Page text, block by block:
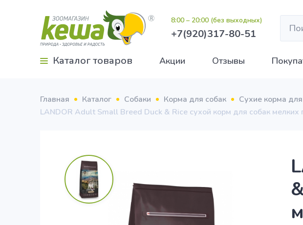
8:00 – 20:00 (без выходных)
+7(920)317-80-51
Каталог товаров Акции Отзывы
Главная Каталог Собаки Корма для собак
Сухие корма
LANDOR Adult Small Breed Duck & Rice сухой корм для собак мелких